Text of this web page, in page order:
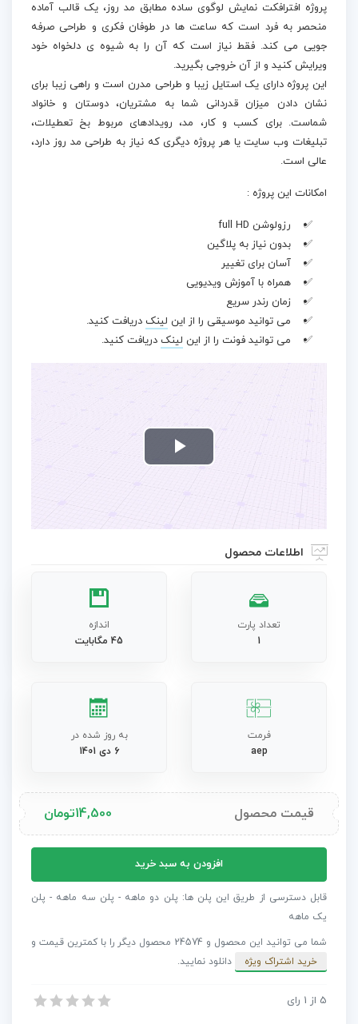
پروژه افترافکت نمایش لوگوی ساده مطابق مد روز، یک قالب آماده
منحصر به فرد است که ساعت ها در طوفان فکری و طراحی صرفه
جویی می کند. فقط نیاز است که آن را به شیوه ی دلخواه خود
ویرایش کنید و از آن خروجی بگیرید.
این پروژه دارای یک استایل زیبا و طراحی مدرن است و راهی زیبا برای
نشان دادن میزان قدردانی شما به مشتریان، دوستان و خانواد
شماست. برای کسب و کار، مد، رویدادهای مربوط بخ تعطیلات،
تبلیغات وب سایت یا هر پروژه دیگری که نیاز به طراحی مد روز دارد،
عالی است.
امکانات این پروژه :
رزولوشن full HD
بدون نیاز به پلاگین
آسان برای تغییر
همراه با آموزش ویدیویی
زمان رندر سریع
می توانید موسیقی را از این لینک دریافت کنید.
می توانید فونت را از این لینک دریافت کنید.
Play
Video
اطلاعات محصول
تعداد پارت
1
اندازه
45 مگابایت
فرمت
aep
به روز شده در
6 دی 1401
قیمت محصول 14,500تومان
نمایش
لوگوی
مد
عدد
افزودن به سبد خرید
قابل دسترسی از طریق این پلن ها: پلن دو ماهه - پلن سه ماهه - پلن
یک ماهه
شما می توانید این محصول و 24574 محصول دیگر را با کمترین قیمت و
خرید اشتراک ویژه
دانلود نمایید.
پروژه افترافکت نمایش لوگوی ساده مطابق مد روز
5 از 1 رای